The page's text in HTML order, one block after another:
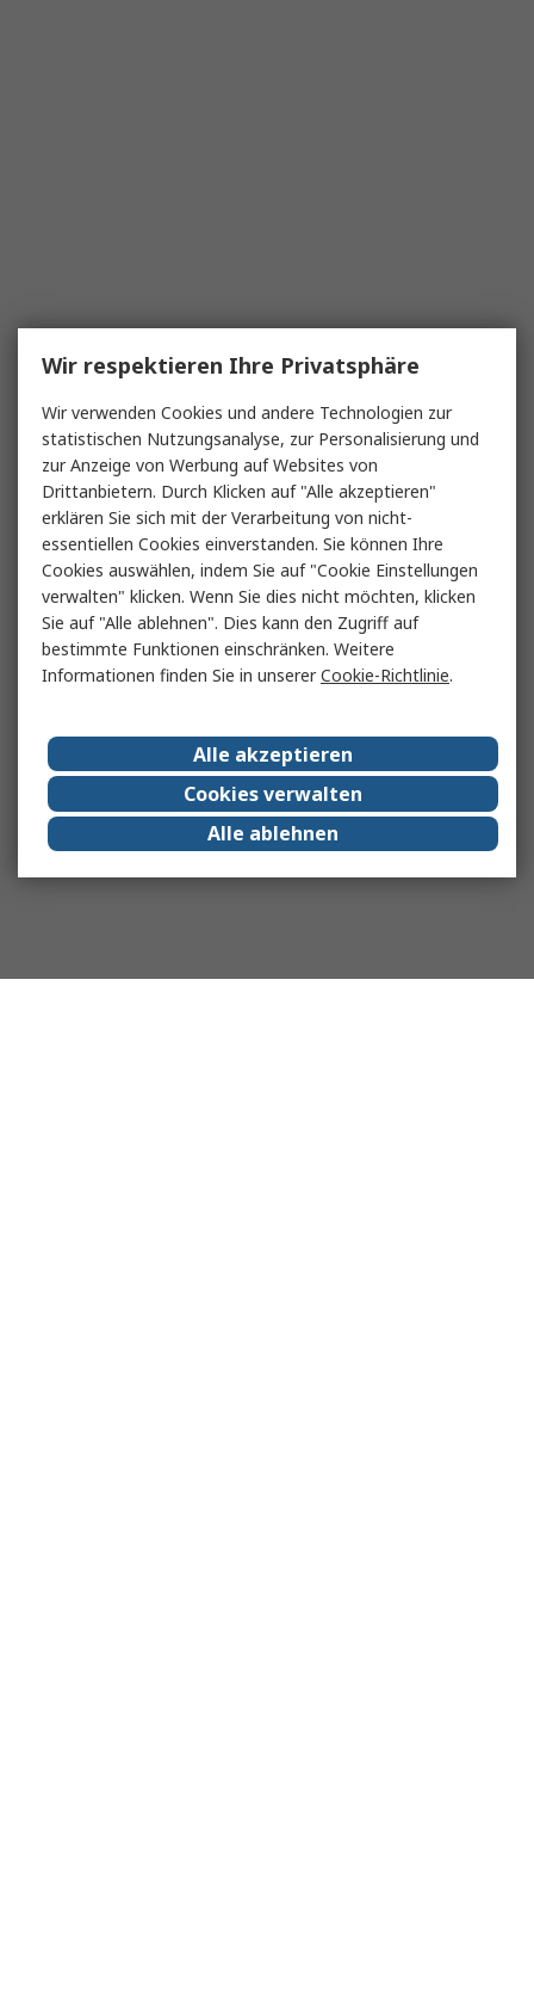
Wir respektieren Ihre Privatsphäre
Wir verwenden Cookies und andere Technologien zur
statistischen Nutzungsanalyse, zur Personalisierung und
zur Anzeige von Werbung auf Websites von
Drittanbietern. Durch Klicken auf "Alle akzeptieren"
erklären Sie sich mit der Verarbeitung von nicht-
essentiellen Cookies einverstanden. Sie können Ihre
Cookies auswählen, indem Sie auf "Cookie Einstellungen
verwalten" klicken. Wenn Sie dies nicht möchten, klicken
Sie auf "Alle ablehnen". Dies kann den Zugriff auf
bestimmte Funktionen einschränken. Weitere
Informationen finden Sie in unsererCookie-Richtlinie.
Alle akzeptieren
Cookies verwalten
Alle ablehnen